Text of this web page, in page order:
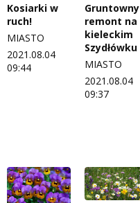
Kosiarki w
ruch!
MIASTO
2021.08.04
09:44
Gruntowny
remont na
kieleckim
Szydłówku
MIASTO
2021.08.04
09:37